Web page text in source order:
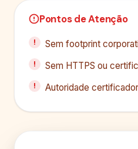
Pontos de Atenção
Sem footprint
Sem HTTPS ou
Autoridade